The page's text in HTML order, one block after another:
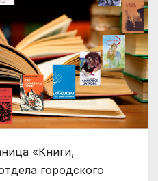
«Книги,
городского